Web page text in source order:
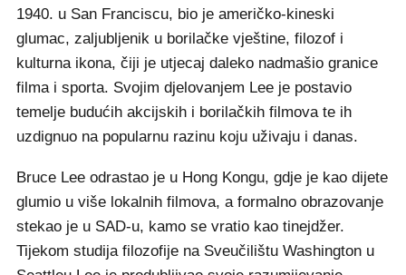
1940. u San Franciscu, bio je američko-kineski
glumac, zaljubljenik u borilačke vještine, filozof i
kulturna ikona, čiji je utjecaj daleko nadmašio granice
filma i sporta. Svojim djelovanjem Lee je postavio
temelje budućih akcijskih i borilačkih filmova te ih
uzdignuo na popularnu razinu koju uživaju i danas.
Bruce Lee odrastao je u Hong Kongu, gdje je kao dijete
glumio u više lokalnih filmova, a formalno obrazovanje
stekao je u SAD-u, kamo se vratio kao tinejdžer.
Tijekom studija filozofije na Sveučilištu Washington u